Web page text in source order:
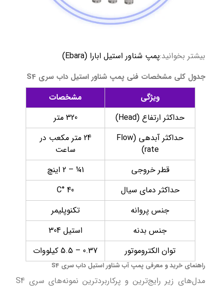
بیشتر بخوانید:پمپ شناور استیل ابارا (Ebara)
جدول کلی مشخصات فنی پمپ شناور استیل داب سری S4
ویژگی
مشخصات
حداکثر ارتفاع (Head)
320 متر
حداکثر آبدهی (Flow
rate)
24 متر مکعب در
ساعت
قطر خروجی
1¼ – 2 اینچ
حداکثر دمای سیال
40 °C
جنس پروانه
تکنوپلیمر
جنس بدنه
استیل 304
توان الکتروموتور
0.37 – 5.5 کیلووات
راهنمای خرید و معرفی پمپ آب شناور استیل داب سری S4
مدل‌های زیر رایج‌ترین و پرکاربردترین نمونه‌های سری S4